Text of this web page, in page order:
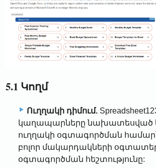
5.1 Կողմ
Ուղղակի դիմում.
կաղապարները նախատեսված
ուղղակի օգտագործման
բոլոր մակարդակների
օգտագործման հեշտությունը: